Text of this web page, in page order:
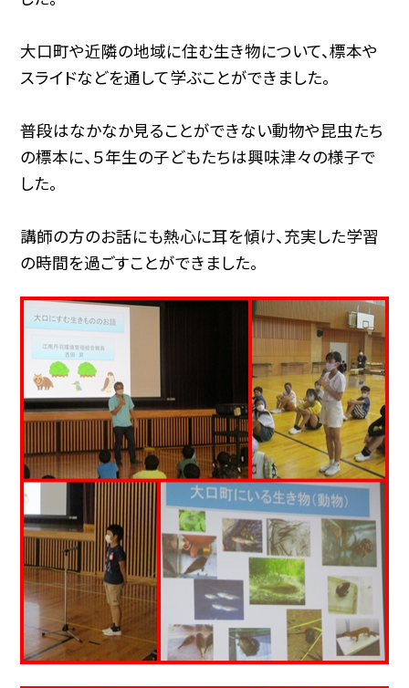
大口町や近隣の地域に住む生き物について、標本や
スライドなどを通して学ぶことができました。
普段はなかなか見ることができない動物や昆虫たち
の標本に、５年生の子どもたちは興味津々の様子で
した。
講師の方のお話にも熱心に耳を傾け、充実した学習
の時間を過ごすことができました。